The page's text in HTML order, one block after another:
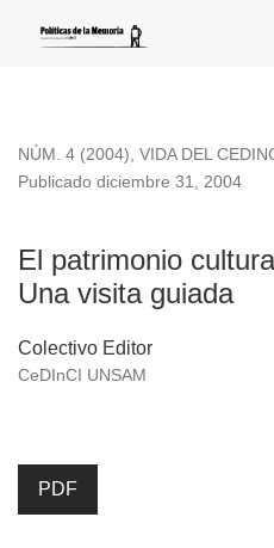
El patrimonio cultural del
NÚM. 4 (2004), VIDA DEL
El patrimonio
Una visita guiada
Publicado diciembre 31, 2004
Colectivo Editor
CeDInCI UNSAM
PDF